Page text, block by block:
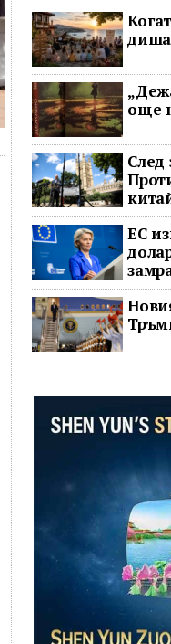
още
След
ЕС
за